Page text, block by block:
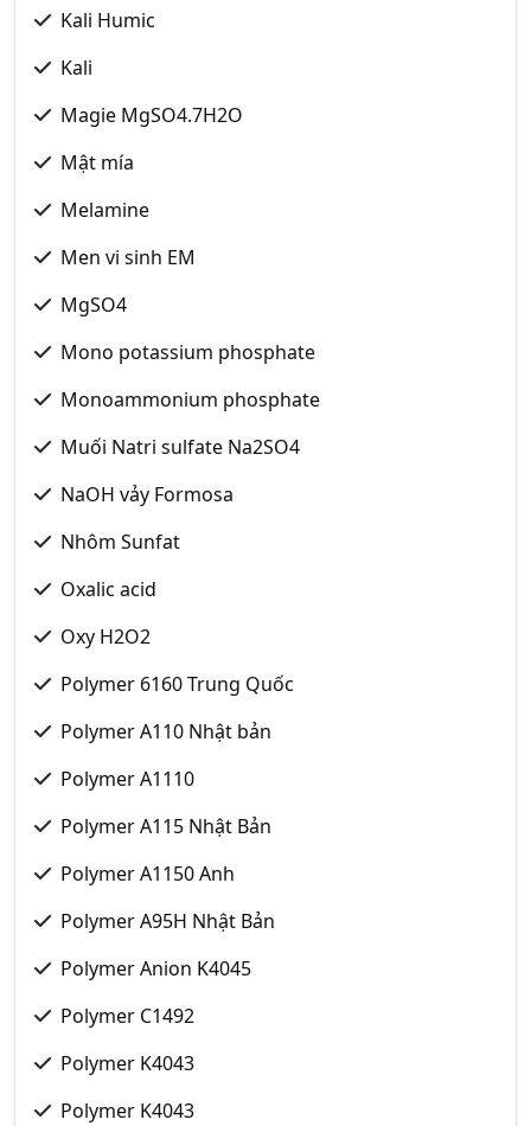
Kali Humic
Kali
Magie MgSO4.7H2O
Mật mía
Melamine
Men vi sinh EM
MgSO4
Mono potassium phosphate
Monoammonium phosphate
Muối Natri sulfate Na2SO4
NaOH vảy Formosa
Nhôm Sunfat
Oxalic acid
Oxy H2O2
Polymer 6160 Trung Quốc
Polymer A110 Nhật bản
Polymer A1110
Polymer A115 Nhật Bản
Polymer A1150 Anh
Polymer A95H Nhật Bản
Polymer Anion K4045
Polymer C1492
Polymer K4043
Polymer K4043